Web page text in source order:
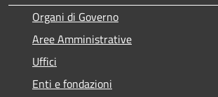
Organi di Governo
Aree Amministrative
Uffici
Enti e fondazioni